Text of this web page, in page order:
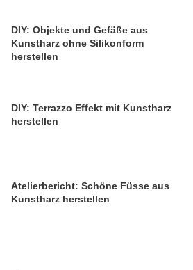
DIY: Objekte und Gefäße aus
Kunstharz ohne Silikonform
herstellen
DIY: Terrazzo Effekt mit Kunstharz
herstellen
Atelierbericht: Schöne Füsse aus
Kunstharz herstellen